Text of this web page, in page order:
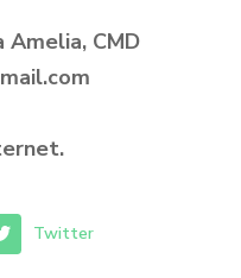
Amelia, CMD
Twitter